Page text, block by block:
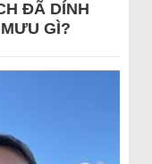
ĐÃ DÍNH
GÌ?